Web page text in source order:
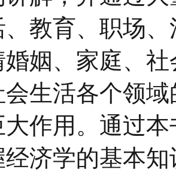
、教育、职场
婚姻、家庭、
生活各个领
作用。通过
经济学的基本